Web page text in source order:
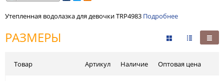
Утепленная водолазка для девочки TRP4983 Подробнее
РАЗМЕРЫ
Товар Артикул Наличие Оптовая цена